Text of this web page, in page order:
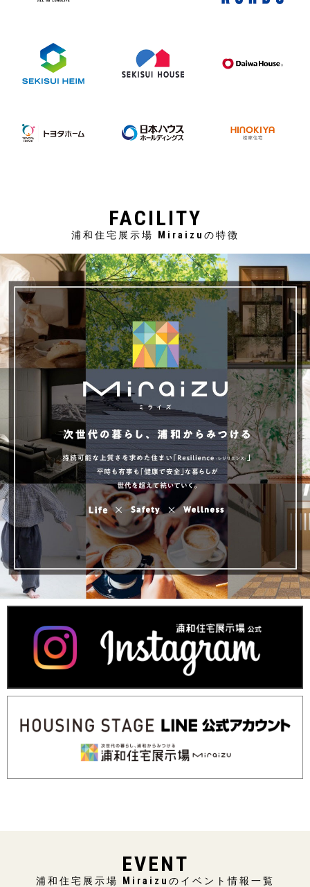
FACILITY
浦和住宅展示場 Miraizuの特徴
EVENT
浦和住宅展示場 Miraizuのイベント情報一覧